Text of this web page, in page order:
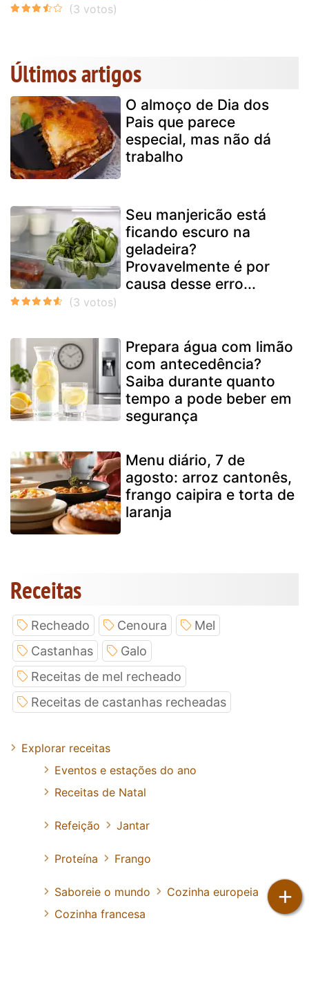
+
Últimos artigos
O almoço de Dia dos
Pais que parece
especial, mas não dá
trabalho
Seu manjericão está
ficando escuro na
geladeira?
Provavelmente é por
causa desse erro...
Prepara água com limão
com antecedência?
Saiba durante quanto
tempo a pode beber em
segurança
Menu diário, 7 de
agosto: arroz cantonês,
frango caipira e torta de
laranja
Receitas
Recheado Cenoura
Mel
Castanhas
Galo
Receitas de mel recheado
Receitas de castanhas recheadas
Explorar receitas
Eventos e estações do ano
Receitas de Natal
Refeição Jantar
Proteína Frango
Saboreie o mundo
Cozinha europeia
Cozinha francesa